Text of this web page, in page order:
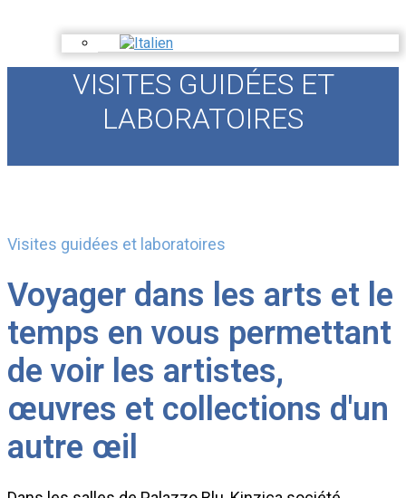
VISITES GUIDÉES ET
LABORATOIRES
Visites guidées et laboratoires
Voyager dans les arts et le
temps en vous permettant
de voir les artistes,
œuvres et collections d'un
autre œil